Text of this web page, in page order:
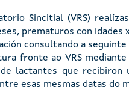
Sincitial (VRS)
prematuros con
consultando a seguinte
fronte ao VRS
lactantes que
esas mesmas datas do